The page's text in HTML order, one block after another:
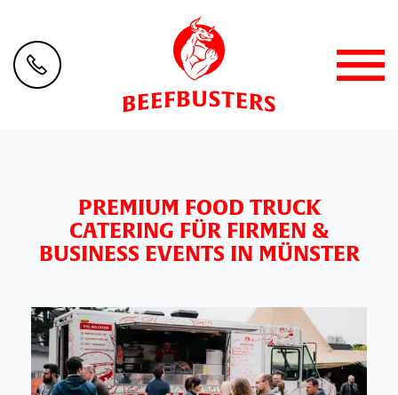
PREMIUM FOOD TRUCK
CATERING FÜR FIRMEN &
BUSINESS EVENTS IN MÜNSTER